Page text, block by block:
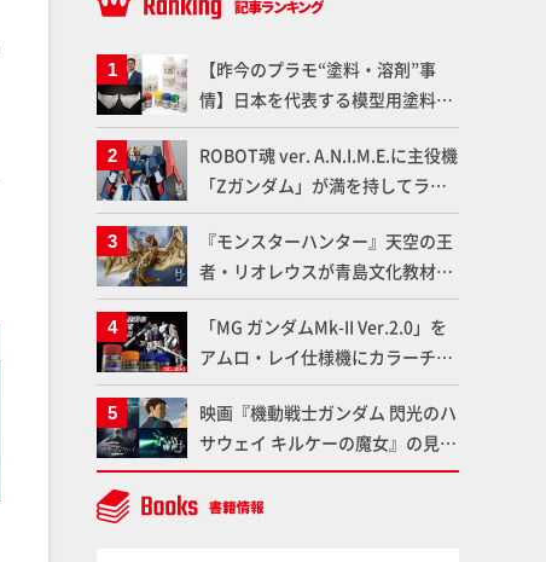
【昨今のプラモ“塗料・溶剤”事
情】日本を代表する模型用塗料
「Mr.カラー」やツールメーカー
である「GSIクレオス」が語るラ
ッカー塗料の未来とは？
ROBOT魂 ver. A.N.I.M.E.に主役機
「Zガンダム」が満を持してライ
ンナップ！ウェイブライダーへの
変形、劇中どおりのプロポーショ
ンを再現【機動戦士Zガンダム】
『モンスターハンター』天空の王
者・リオレウスが青島文化教材社
「PLAfig.」にラインナップ！原
型・蟹蟲修造氏の彩色作例で超ハ
イディテールかつ躍動感に満ちた
造形をチェック
「MG ガンダムMk-II Ver.2.0」を
アムロ・レイ仕様機にカラーチェ
ンジ!! ラッカー塗料の定番技法を
押さえるだけでハイクオリティの
作例に!!【試し読み】
映画『機動戦士ガンダム 閃光のハ
サウェイ キルケーの魔女』の見放
題配信が8月31日（月）よりスタ
ート！Prime Videoで国内独占配